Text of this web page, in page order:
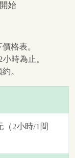
始
格表。
時為止。
。​
（2小時/1間